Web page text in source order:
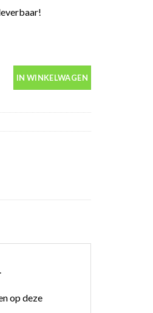
IN WINKELWAGEN
op deze